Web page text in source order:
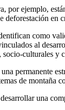
por ejemplo,
deforestación en
como
al
culturales y
permanente
de montaña
una